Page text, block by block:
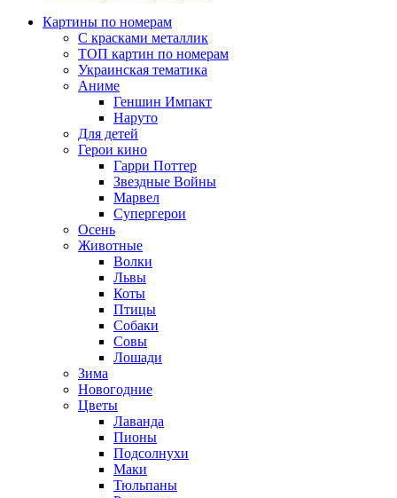
Картины по номерам
С красками металлик
ТОП картин по номерам
Украинская тематика
Аниме
Геншин Импакт
Наруто
Для детей
Герои кино
Гарри Поттер
Звездные Войны
Марвел
Супергерои
Осень
Животные
Волки
Львы
Коты
Птицы
Собаки
Совы
Лошади
Зима
Новогодние
Цветы
Лаванда
Пионы
Подсолнухи
Маки
Тюльпаны